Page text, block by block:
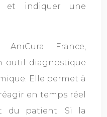
et indiquer une
France,
outil diagnostique
Elle permet à
en temps réel
du patient. Si la